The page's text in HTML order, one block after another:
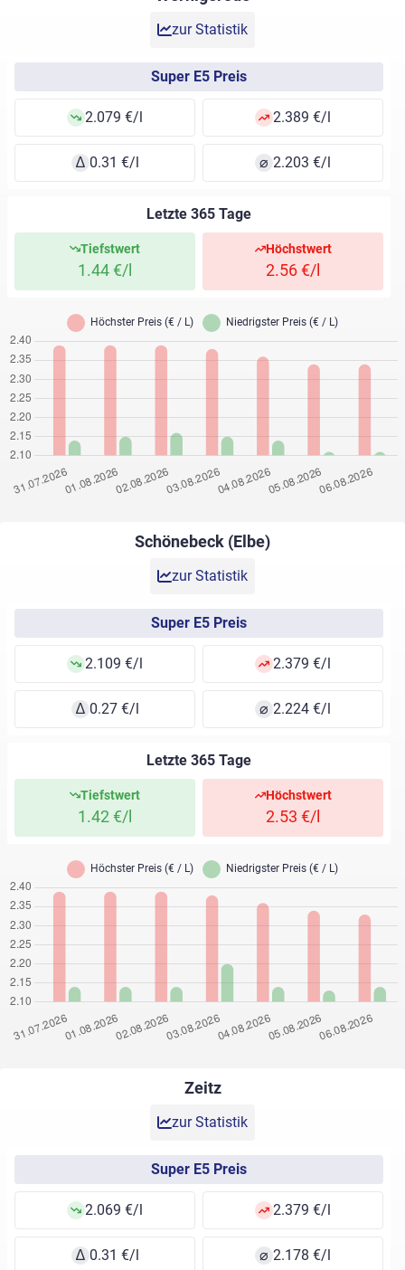
zur Statistik
Super E5 Preis
2.079 €/l 2.389 €/l
∆ 0.31 €/l ⌀ 2.203 €/l
Letzte 365 Tage
Tiefstwert
1.44 €/l
Höchstwert
2.56 €/l
Schönebeck (Elbe)
zur Statistik
Super E5 Preis
2.109 €/l 2.379 €/l
∆ 0.27 €/l ⌀ 2.224 €/l
Letzte 365 Tage
Tiefstwert
1.42 €/l
Höchstwert
2.53 €/l
Zeitz
zur Statistik
Super E5 Preis
2.069 €/l 2.379 €/l
∆ 0.31 €/l ⌀ 2.178 €/l